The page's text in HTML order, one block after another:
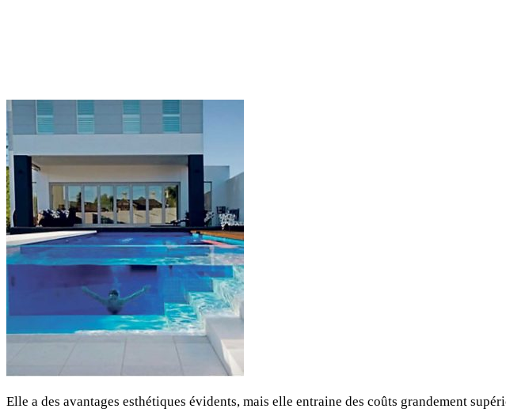
Elle a des avantages esthétiques évidents, mais elle entraine des coûts grandement